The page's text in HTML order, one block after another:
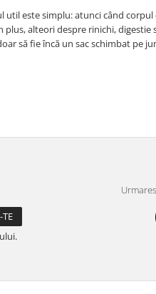
util este simplu: atunci când
alteori despre rinichi,
să fie încă un sac schimbat pe